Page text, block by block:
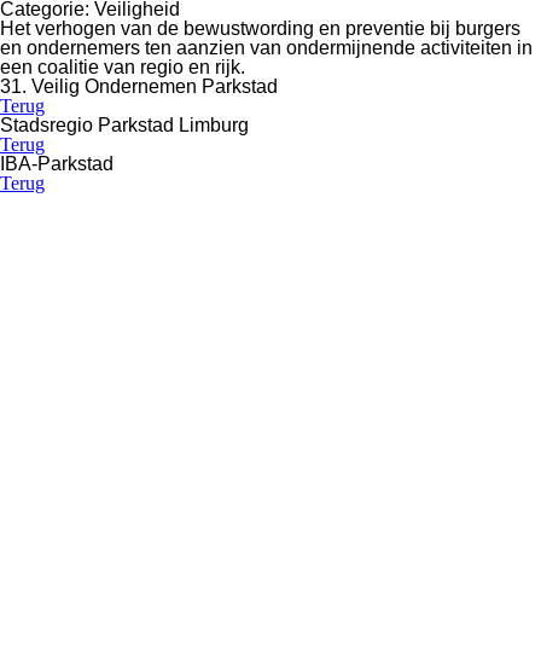
Categorie: Veiligheid
Het verhogen van de bewustwording en preventie bij burgers
en ondernemers ten aanzien van ondermijnende activiteiten in
een coalitie van regio en rijk.
31. Veilig Ondernemen Parkstad
Terug
Stadsregio Parkstad Limburg
Terug
IBA-Parkstad
Terug